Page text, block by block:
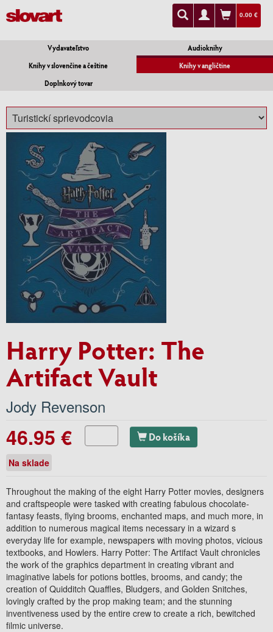
0.00 €
Vydavateľstvo
Audioknihy
Knihy v slovenčine a češtine
Knihy v angličtine
Doplnkový tovar
Harry Potter: The
Artifact Vault
Jody Revenson
46.95 € Do košíka
Na sklade
Throughout the making of the eight Harry Potter movies, designers
and craftspeople were tasked with creating fabulous chocolate-
fantasy feasts, flying brooms, enchanted maps, and much more, in
addition to numerous magical items necessary in a wizard s
everyday life for example, newspapers with moving photos, vicious
textbooks, and Howlers. Harry Potter: The Artifact Vault chronicles
the work of the graphics department in creating vibrant and
imaginative labels for potions bottles, brooms, and candy; the
creation of Quidditch Quaffles, Bludgers, and Golden Snitches,
lovingly crafted by the prop making team; and the stunning
inventiveness used by the entire crew to create a rich, bewitched
filmic universe.